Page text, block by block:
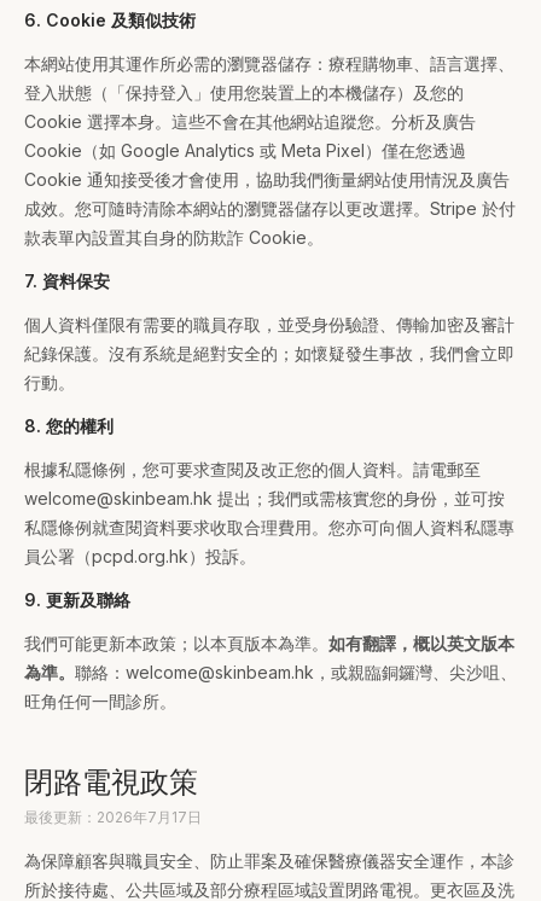
6. Cookie 及類似技術
本網站使用其運作所必需的瀏覽器儲存：療程購物車、語言選擇、
登入狀態（「保持登入」使用您裝置上的本機儲存）及您的
Cookie 選擇本身。這些不會在其他網站追蹤您。分析及廣告
Cookie（如 Google Analytics 或 Meta Pixel）僅在您透過
Cookie 通知接受後才會使用，協助我們衡量網站使用情況及廣告
成效。您可隨時清除本網站的瀏覽器儲存以更改選擇。Stripe 於付
款表單內設置其自身的防欺詐 Cookie。
7. 資料保安
個人資料僅限有需要的職員存取，並受身份驗證、傳輸加密及審計
紀錄保護。沒有系統是絕對安全的；如懷疑發生事故，我們會立即
行動。
8. 您的權利
根據私隱條例，您可要求查閱及改正您的個人資料。請電郵至
welcome@skinbeam.hk 提出；我們或需核實您的身份，並可按
私隱條例就查閱資料要求收取合理費用。您亦可向個人資料私隱專
員公署（pcpd.org.hk）投訴。
9. 更新及聯絡
我們可能更新本政策；以本頁版本為準。 如有翻譯，概以英文版本
為準。 聯絡：welcome@skinbeam.hk，或親臨銅鑼灣、尖沙咀、
旺角任何一間診所。
閉路電視政策
最後更新：2026年7月17日
為保障顧客與職員安全、防止罪案及確保醫療儀器安全運作，本診
所於接待處、公共區域及部分療程區域設置閉路電視。更衣區及洗